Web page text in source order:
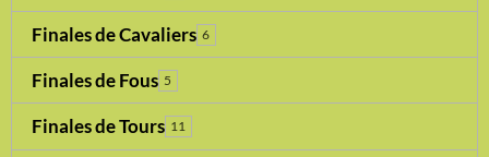
Finales de Cavaliers 6
Finales de Fous 5
Finales de Tours 11